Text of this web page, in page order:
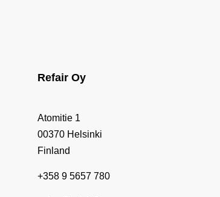
Refair Oy
Atomitie 1
00370 Helsinki
Finland
+358 9 5657 780